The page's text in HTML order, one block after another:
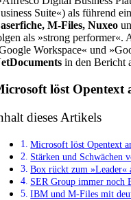
Suite«) als führend
M-Files, Nuxeo
als »strong performer«.
Workspace« und
in den Bericht
löst Opentext
dieses Artikels
Microsoft löst Opentext
Stärken und Schwächen
Box rückt zum »Leader«
SER Group immer noch
IBM und M-Files mit